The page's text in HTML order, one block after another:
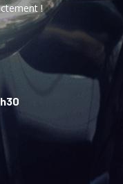
!